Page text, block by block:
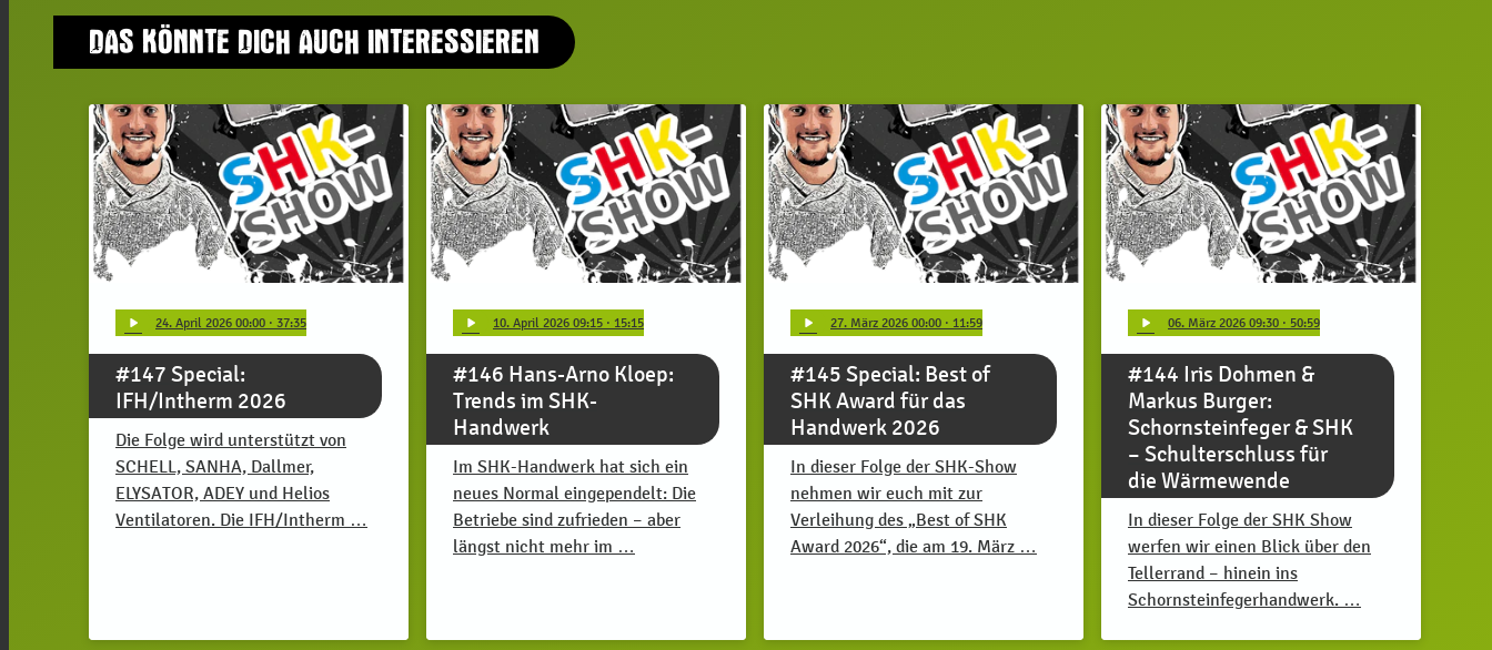
DAS KÖNNTE DICH AUCH INTERESSIEREN
play_arrow 24. April 2026 00:00 · 37:35
#147 Special:
IFH/Intherm 2026
Die Folge wird unterstützt von
SCHELL, SANHA, Dallmer,
ELYSATOR, ADEY und Helios
Ventilatoren. Die IFH/Intherm …
play_arrow 10. April 2026 09:15 · 15:15
#146 Hans-Arno Kloep:
Trends im SHK-
Handwerk
Im SHK-Handwerk hat sich ein
neues Normal eingependelt: Die
Betriebe sind zufrieden – aber
längst nicht mehr im …
play_arrow 27. März 2026 00:00 · 11:59
#145 Special: Best of
SHK Award für das
Handwerk 2026
In dieser Folge der SHK-Show
nehmen wir euch mit zur
Verleihung des „Best of SHK
Award 2026“, die am 19. März …
play_arrow 06. März 2026 09:30 · 50:59
#144 Iris Dohmen &
Markus Burger:
Schornsteinfeger & SHK
– Schulterschluss für
die Wärmewende
In dieser Folge der SHK Show
werfen wir einen Blick über den
Tellerrand – hinein ins
Schornsteinfegerhandwerk. …